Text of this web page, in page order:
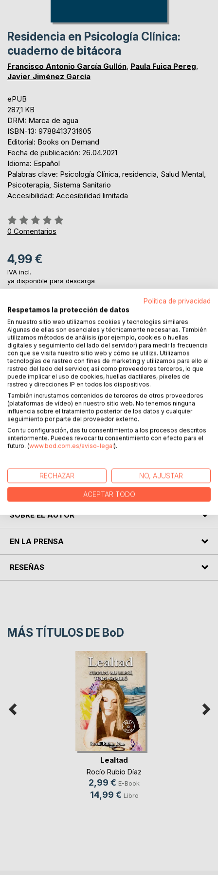
Residencia en Psicología Clínica:
cuaderno de bitácora
Francisco Antonio García Gullón, Paula Fuica Pereg,
Javier Jiménez García
ePUB
287,1 KB
DRM: Marca de agua
ISBN-13: 9788413731605
Editorial: Books on Demand
Fecha de publicación: 26.04.2021
Idioma: Español
Palabras clave: Psicología Clínica, residencia, Salud Mental,
Psicoterapia, Sistema Sanitario
Accesibilidad: Accesibilidad limitada
Rating:
0%
0 Comentarios
4,99 €
IVA incl.
ya disponible para descarga
AL CARRITO
Añadir a lista de deseo
Haz una reseña
DESCRIPCIÓN
Psicología Clínica en el Hospital Universitario San Cecilio
de la provincia de Granada (España). Toda una aventura
formativa y experiencial.
SOBRE EL AUTOR
EN LA PRENSA
RESEÑAS
MÁS TÍTULOS DE BoD
Lealtad
Rocío Rubio Díaz
2,99 € E-Book
14,99 € Libro
Política de privacidad
Respetamos la protección de datos
En nuestro sitio web utilizamos cookies y tecnologías similares.
Algunas de ellas son esenciales y técnicamente necesarias. También
utilizamos métodos de análisis (por ejemplo, cookies o huellas
digitales y seguimiento del lado del servidor) para medir la frecuencia
con que se visita nuestro sitio web y cómo se utiliza. Utilizamos
tecnologías de rastreo con fines de marketing y utilizamos para ello el
rastreo del lado del servidor, así como proveedores terceros, lo que
puede implicar el uso de cookies, huellas dactilares, píxeles de
rastreo y direcciones IP en todos los dispositivos.
También incrustamos contenidos de terceros de otros proveedores
(plataformas de vídeo) en nuestro sitio web. No tenemos ninguna
influencia sobre el tratamiento posterior de los datos y cualquier
seguimiento por parte del proveedor externo.
Con tu configuración, das tu consentimiento a los procesos descritos
anteriormente. Puedes revocar tu consentimiento con efecto para el
futuro. (www.bod.com.es/aviso-legal).
RECHAZAR NO, AJUSTAR
ACEPTAR TODO